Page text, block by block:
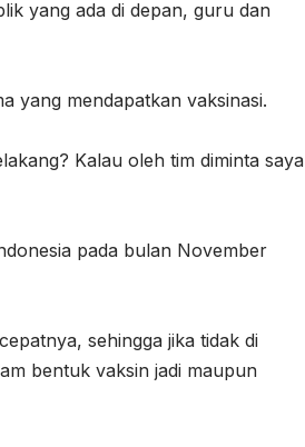
yang ada di depan, guru dan
yang mendapatkan vaksinasi.
Kalau oleh tim diminta saya
pada bulan November
sehingga jika tidak di
bentuk vaksin jadi maupun